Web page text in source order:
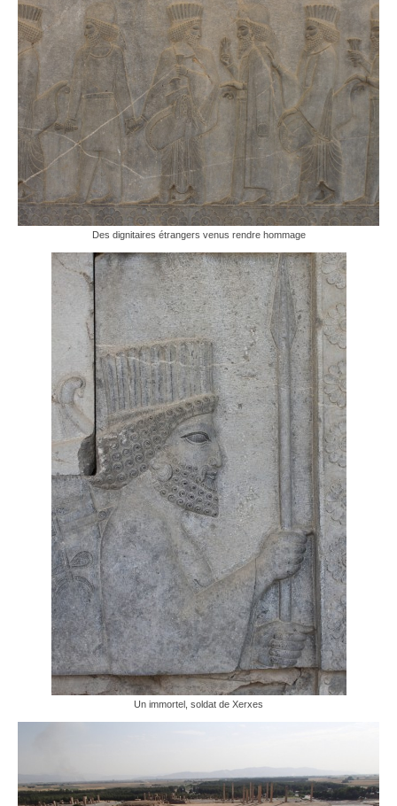
Des dignitaires étrangers venus rendre hommage
Un immortel, soldat de Xerxes